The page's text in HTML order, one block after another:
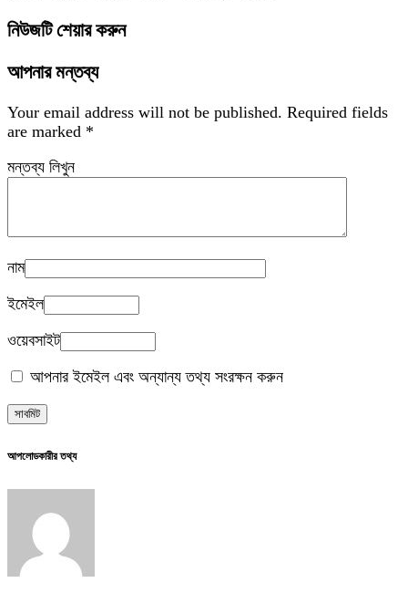
নিউজটি শেয়ার করুন
আপনার মন্তব্য
Your email address will not be published. Required fields
are marked *
মন্তব্য লিখুন
নাম
ইমেইল
ওয়েবসাইট
আপনার ইমেইল এবং অন্যান্য তথ্য সংরক্ষন করুন
আপলোডকারীর তথ্য